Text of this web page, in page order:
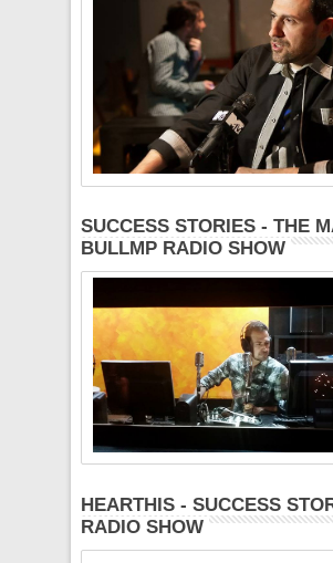
SUCCESS STORIES - THE
BULLMP RADIO SHOW
HEARTHIS - SUCCESS
RADIO SHOW